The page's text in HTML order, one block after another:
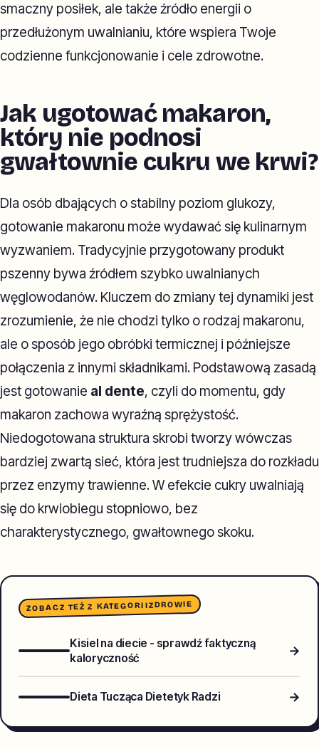
smaczny posiłek, ale także źródło energii o
przedłużonym uwalnianiu, które wspiera Twoje
codzienne funkcjonowanie i cele zdrowotne.
Jak ugotować makaron,
który nie podnosi
gwałtownie cukru we krwi?
Dla osób dbających o stabilny poziom glukozy,
gotowanie makaronu może wydawać się kulinarnym
wyzwaniem. Tradycyjnie przygotowany produkt
pszenny bywa źródłem szybko uwalnianych
węglowodanów. Kluczem do zmiany tej dynamiki jest
zrozumienie, że nie chodzi tylko o rodzaj makaronu,
ale o sposób jego obróbki termicznej i późniejsze
połączenia z innymi składnikami. Podstawową zasadą
jest gotowanie al dente, czyli do momentu, gdy
makaron zachowa wyraźną sprężystość.
Niedogotowana struktura skrobi tworzy wówczas
bardziej zwartą sieć, która jest trudniejsza do rozkładu
przez enzymy trawienne. W efekcie cukry uwalniają
się do krwiobiegu stopniowo, bez
charakterystycznego, gwałtownego skoku.
ZOBACZ TEŻ Z KATEGORIIZDROWIE
Kisiel na diecie - sprawdź faktyczną
kaloryczność
→
Dieta Tucząca Dietetyk Radzi →